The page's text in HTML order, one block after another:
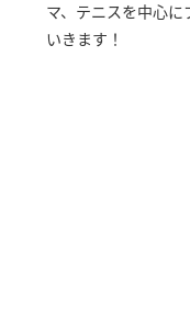
マ、テニスを中心に
いきます！